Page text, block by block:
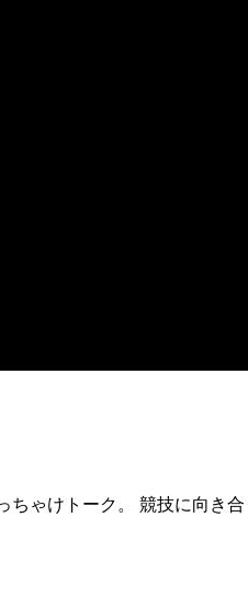
ゃけトーク。 競技に向き